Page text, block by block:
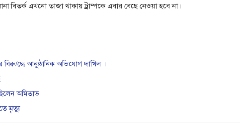
বিতর্ক এখনো তাজা থাকায় ট্রাম্পকে এবার বেছে নেওয়া হবে না।
দ্ধে আনুষ্ঠানিক অভিযোগ দাখিল ।
অমিতাভ
মৃত্যু